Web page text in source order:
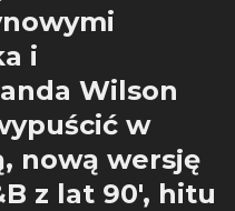
i
Wilson
w
nową wersję
z lat 90′, hitu